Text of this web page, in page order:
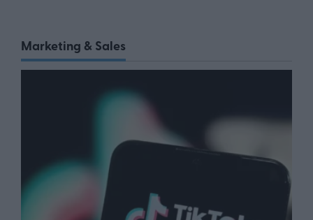
Marketing & Sales